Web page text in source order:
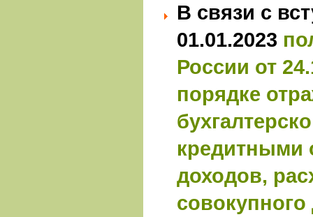
В связи с
01.01.2023
России от
порядке
кредитными
доходов,